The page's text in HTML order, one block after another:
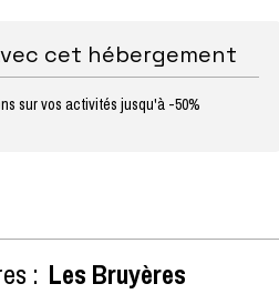
cet hébergement
sur vos activités jusqu'à -50%
: Les Bruyères